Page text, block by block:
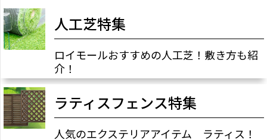
人工芝特集
ロイモールおすすめの人工芝！敷き方も紹
介！
ラティスフェンス特集
人気のエクステリアアイテム ラティス！